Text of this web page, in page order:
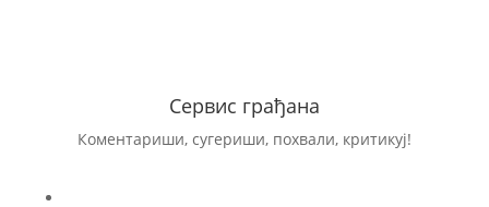
Сервис грађана
Коментариши, сугериши, похвали, критикуј!